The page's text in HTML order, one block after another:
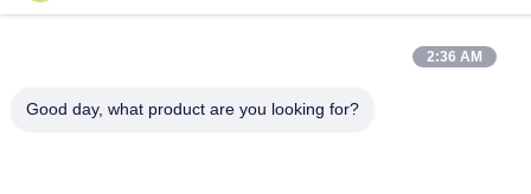
2:36 AM
Good day, what product are you looking for?